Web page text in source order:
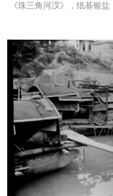
《珠三角河汊》，纸基银